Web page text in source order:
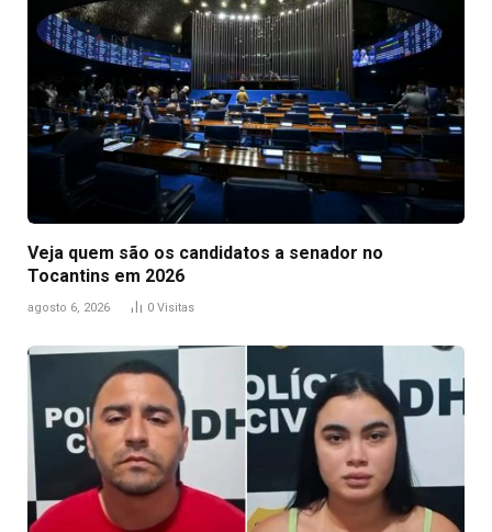
Veja quem são os candidatos a senador no
Tocantins em 2026
agosto 6, 2026 0 Visitas